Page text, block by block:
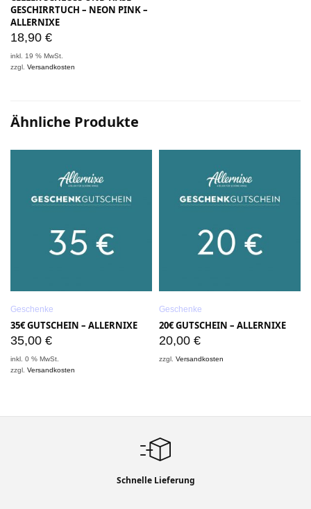
GESCHIRRTUCH – NEON PINK –
ALLERNIXE
18,90 €
inkl. 19 % MwSt.
zzgl.Versandkosten
Ähnliche Produkte
Geschenke
35€ GUTSCHEIN – ALLERNIXE
35,00 €
inkl. 0 % MwSt.
zzgl.Versandkosten
Geschenke
20€ GUTSCHEIN – ALLERNIXE
20,00 €
zzgl.Versandkosten
Schnelle Lieferung